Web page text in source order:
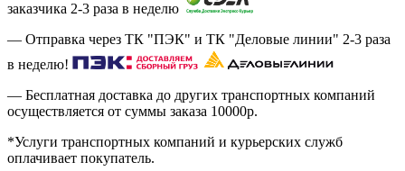
заказчика 2-3 раза в неделю
— Отправка через ТК "ПЭК" и ТК "Деловые линии" 2-3 раза
в неделю!
— Бесплатная доставка до других транспортных компаний
осуществляется от суммы заказа 10000р.
*Услуги транспортных компаний и курьерских служб
оплачивает покупатель.